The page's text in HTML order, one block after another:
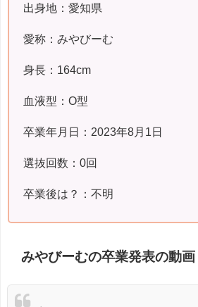
出身地：愛知県
愛称：みやびーむ
身長：164cm
血液型：O型
卒業年月日：2023年8月1日
選抜回数：0回
卒業後は？：不明
みやびーむの卒業発表の動画